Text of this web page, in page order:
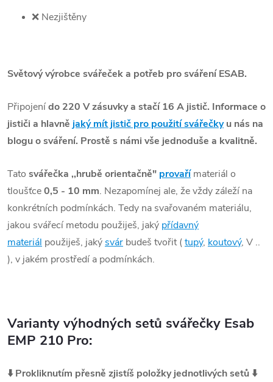
❌ Nezjištěny
Světový výrobce svářeček a potřeb pro sváření ESAB.
Připojenído 220 V zásuvky a stačí 16 A jistič. Informace o
jističi a hlavně jaký mít jistič pro použití svářečkyu nás na
blogu o sváření. Prostě s námi vše jednoduše a kvalitně.
Tato svářečka ,,hrubě orientačně" provařímateriál o
tloušťce0,5 - 10 mm. Nezapomínej ale, že vždy záleží na
konkrétních podmínkách. Tedy na svařovaném materiálu,
jakou svářecí metodu použiješ, jaký přídavný
materiál použiješ, jakýsvár budeš tvořit (tupý, koutový, V ..
), v jakém prostředí a podmínkách.
Varianty výhodných setů svářečky Esab
EMP 210 Pro:
⬇️ Prokliknutím přesně zjistíš položky jednotlivých setů ⬇️